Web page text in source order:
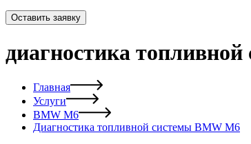
Оставить заявку
диагностика
Главная
Услуги
BMW M6
Диагностика топливной системы BMW M6